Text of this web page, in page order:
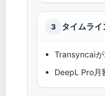
3 タイムラ
Transyncai
DeepL Pro月